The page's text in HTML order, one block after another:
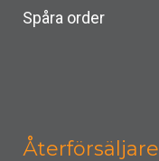
Spåra order
Återförsäljare